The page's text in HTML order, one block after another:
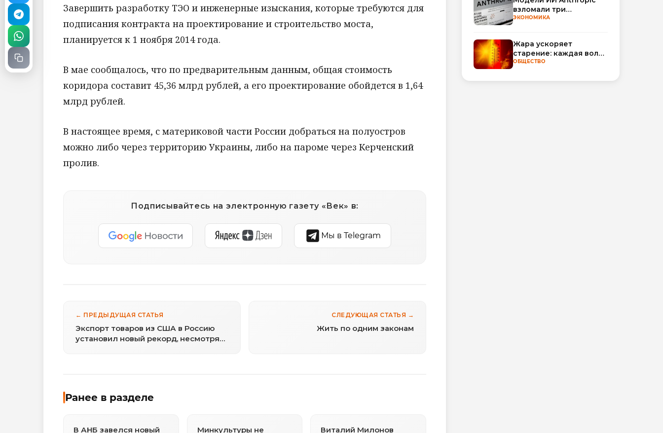
Завершить разработку ТЭО и инженерные изыскания, которые требуются для
подписания контракта на проектирование и строительство моста,
планируется к 1 ноября 2014 года.
В мае сообщалось, что по предварительным данным, общая стоимость
коридора составит 45,36 млрд рублей, а его проектирование обойдется в 1,64
млрд рублей.
В настоящее время, с материковой части России добраться на полуостров
можно либо через территорию Украины, либо на пароме через Керченский
пролив.
Подписывайтесь на электронную газету «Век» в:
Мы в Telegram
← ПРЕДЫДУЩАЯ СТАТЬЯ
Экспорт товаров из США в Россию
установил новый рекорд, несмотря
СЛЕДУЮЩАЯ СТАТЬЯ →
Жить по одним законам
Ранее в разделе
В АНБ завелся новый
Минкультуры не
Виталий Милонов
взломали три
организации во время
ЭКОНОМИКА
Жара ускоряет
старение: каждая волна
тепла добавляет
биологического
ОБЩЕСТВО